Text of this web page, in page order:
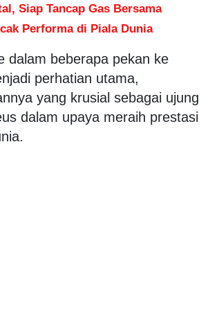
Siap Tancap Gas Bersama
Performa di Piala Dunia
dalam beberapa pekan ke
perhatian utama,
yang krusial sebagai ujung
dalam upaya meraih prestasi